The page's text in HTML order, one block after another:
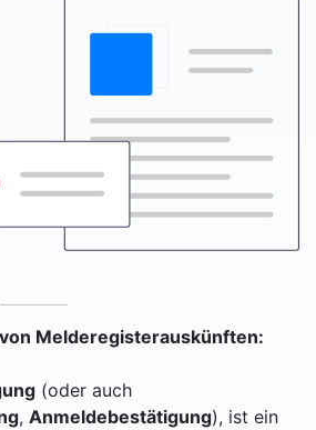
Melderegisterauskünften:
(oder auch
, Anmeldebestätigung), ist ein